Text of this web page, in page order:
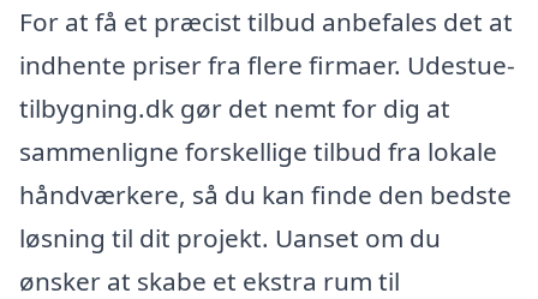
For at få et præcist tilbud anbefales det at
indhente priser fra flere firmaer. Udestue-
tilbygning.dk gør det nemt for dig at
sammenligne forskellige tilbud fra lokale
håndværkere, så du kan finde den bedste
løsning til dit projekt. Uanset om du
ønsker at skabe et ekstra rum til